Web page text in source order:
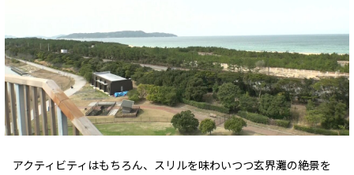
アクティビティはもちろん、スリルを味わいつつ玄界灘の絶景を